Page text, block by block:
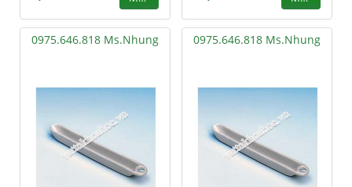
0975.646.818 Ms.Nhung 0975.646.818 Ms.Nhung